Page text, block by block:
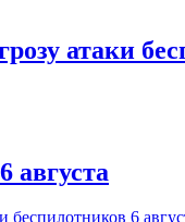
атаки
августа